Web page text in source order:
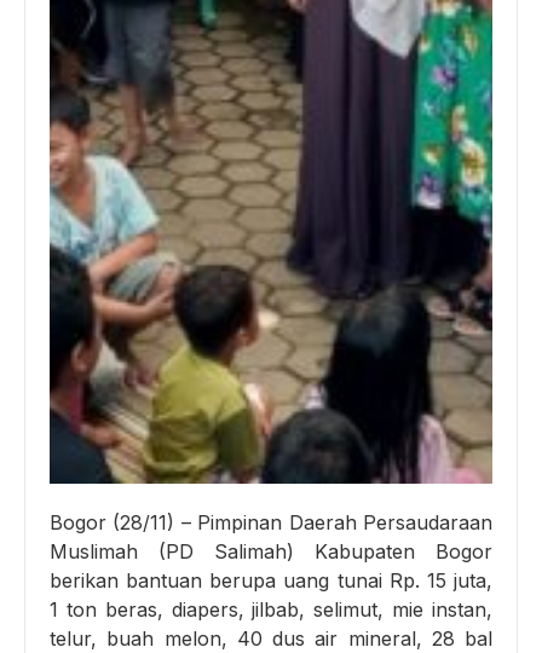
Bogor (28/11) – Pimpinan Daerah Persaudaraan
Muslimah (PD Salimah) Kabupaten Bogor
berikan bantuan berupa uang tunai Rp. 15 juta,
1 ton beras, diapers, jilbab, selimut, mie instan,
telur, buah melon, 40 dus air mineral, 28 bal